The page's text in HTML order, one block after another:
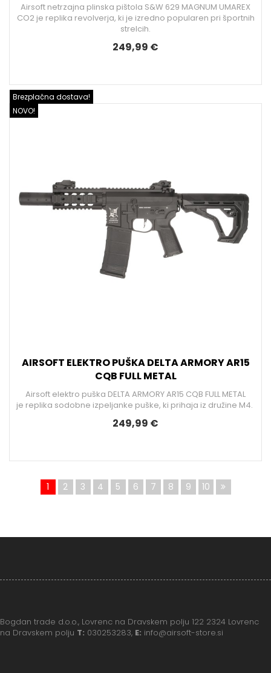
Airsoft netrzajna plinska pištola S&W 629 MAGNUM UMAREX
CO2 je replika revolverja, ki je izredno popularen pri športnih
strelcih.
249,99 €
NOVO!
Brezplačna dostava!
AIRSOFT ELEKTRO PUŠKA DELTA ARMORY AR15
CQB FULL METAL
Airsoft elektro puška DELTA ARMORY AR15 CQB FULL METAL
je replika sodobne izpeljanke puške, ki prihaja iz družine M4.
249,99 €
1 2 3 4 5 6 7 8 9 10
Bogdan trade d.o.o., Lovrenc na Dravskem polju 122 2324 Lovrenc
na Dravskem polju T: 030253283, E: info@airsoft-store.si